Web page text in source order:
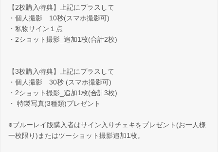
【2枚購入特典】上記にプラスして
・個人撮影 10秒(スマホ撮影可)
・私物サイン１点
・2ショット撮影_追加1枚(合計2枚)
【3枚購入特典】上記にプラスして
・個人撮影 30秒 (スマホ撮影可)
・2ショット撮影_追加1枚(合計3枚)
・ 特製写真(3種類)プレゼント
※ブルーレイ版購入者はサイン入りチェキをプレゼント(お一人様
一枚限り)またはツーショット撮影追加1枚。